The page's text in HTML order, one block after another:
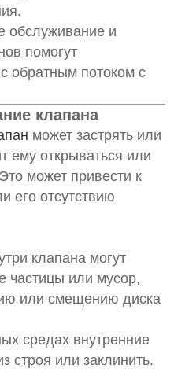
обслуживание и
помогут
обратным потоком с
клапана
может застрять или
ему открываться или
может привести к
его отсутствию
клапана могут
частицы или мусор,
или смещению диска
средах внутренние
строя или заклинить.